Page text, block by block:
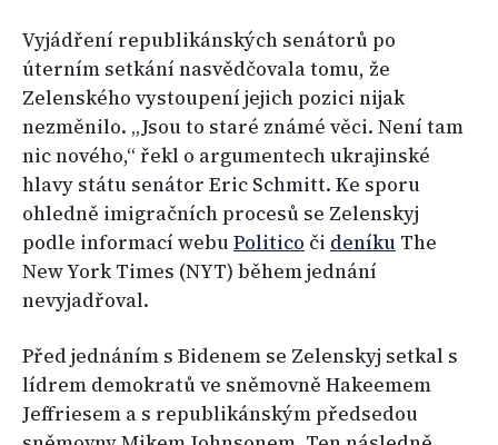
Vyjádření republikánských senátorů po
úterním setkání nasvědčovala tomu, že
Zelenského vystoupení jejich pozici nijak
nezměnilo. „Jsou to staré známé věci. Není tam
nic nového,“ řekl o argumentech ukrajinské
hlavy státu senátor Eric Schmitt. Ke sporu
ohledně imigračních procesů se Zelenskyj
podle informací webuPolitico či deníku The
New York Times (NYT) během jednání
nevyjadřoval.
Před jednáním s Bidenem se Zelenskyj setkal s
lídrem demokratů ve sněmovně Hakeemem
Jeffriesem a s republikánským předsedou